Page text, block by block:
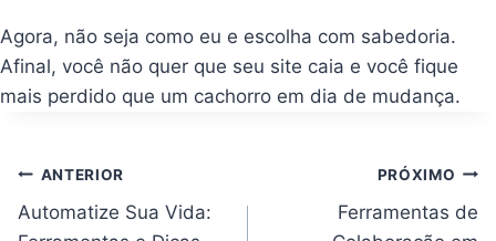
Agora, não seja como eu e escolha com sabedoria.
Afinal, você não quer que seu site caia e você fique
mais perdido que um cachorro em dia de mudança.
Navegação
Post
ANTERIOR
Automatize Sua Vida:
PRÓXIMO
Ferramentas de